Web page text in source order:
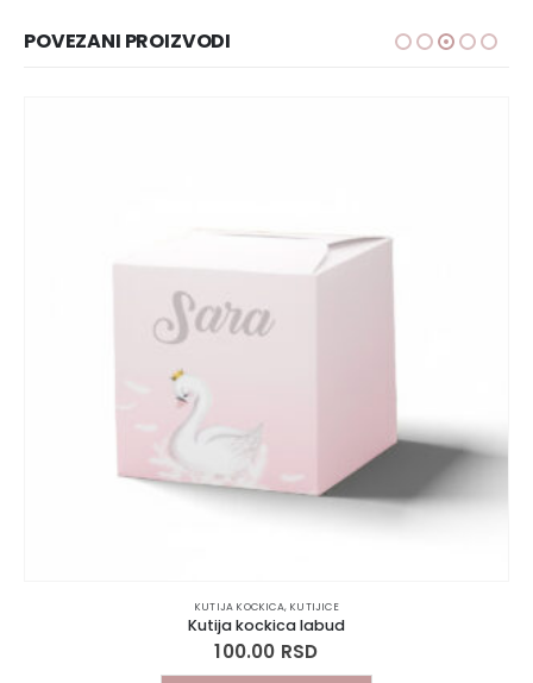
POVEZANI PROIZVODI
KUTIJA KOCKICA, KUTIJICE
Kutija kockica labud
100.00 RSD